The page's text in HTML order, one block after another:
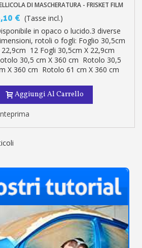
DI MASCHERATURA - FRISKET FILM
€ (Tasse incl.)
in opaco o lucido.3 diverse
rotoli o fogli: Foglio 30,5cm
22,9cm 12 Fogli 30,5cm X 22,9cm
30,5 cm X 360 cm Rotolo 30,5
X 360 cm Rotolo 61 cm X 360 cm
Aggiungi Al Carrello